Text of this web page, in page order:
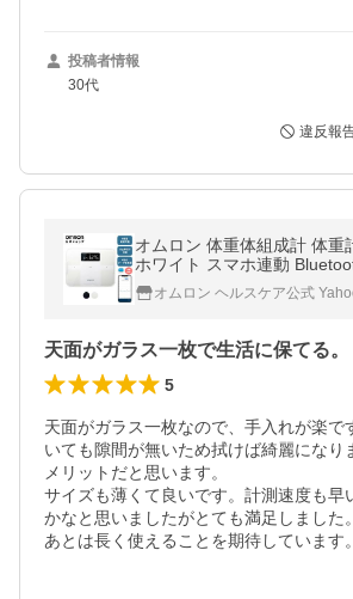
投稿者情報
30代
違反報
オムロン 体重体組成計 体重
ホワイト スマホ連動 Bluetooth対応 体脂肪率
骨格筋率 内臓脂肪レベル
オムロン ヘルスケア公式
天面がガラス一枚で生活に保てる。
5
天面がガラス一枚なので、手入れが楽で
いても隙間が無いため拭けば綺麗になり
メリットだと思います。
サイズも薄くて良いです。計測速度も早
かなと思いましたがとても満足しました。
あとは長く使えることを期待しています。